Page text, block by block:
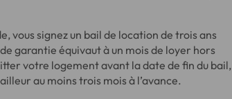
vous signez un bail de location de trois ans
garantie équivaut à un mois de loyer hors
votre logement avant la date de fin du bail,
au moins trois mois à l’avance.